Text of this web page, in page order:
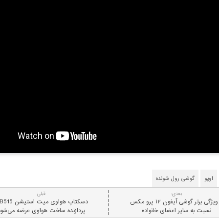
اوپو گوشی رول شونده
قبلی
پردازنده ساخت هواوی عرضه
بعدی:
۵ ویژگی برتر گوشی آیفون ۱۲ پرو مکس
نسبت به سایر اعضای خانواده